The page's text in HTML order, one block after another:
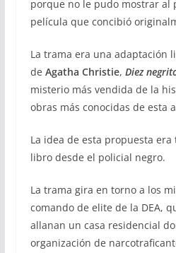
porque no le pudo mostrar al
película que concibió
La trama era una adaptación
de Agatha Christie, Diez
misterio más vendida de la
obras más conocidas de esta
La idea de esta propuesta
libro desde el policial negro.
La trama gira en torno a los
comando de elite de la DEA,
allanan un casa residencial
organización de